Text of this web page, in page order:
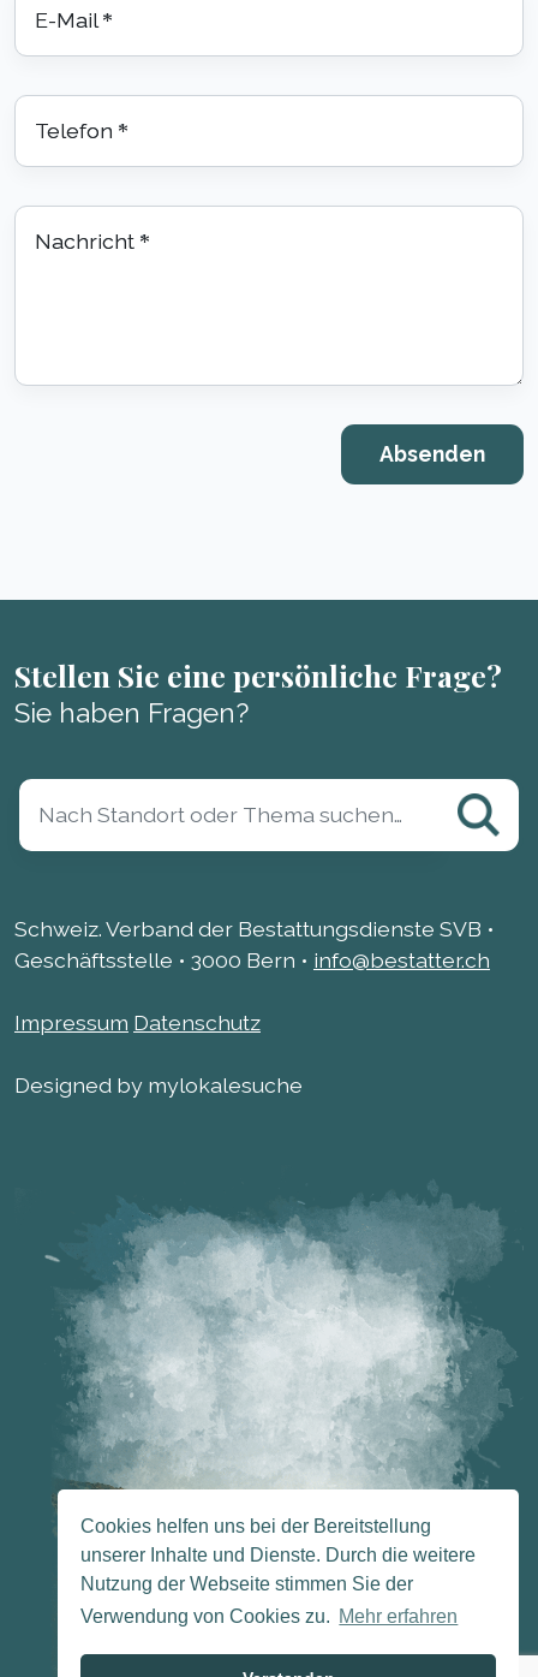
Cookies helfen uns bei der Bereitstellung
unserer Inhalte und Dienste. Durch die weitere
Nutzung der Webseite stimmen Sie der
Verwendung von Cookies zu. Mehr erfahren
E-Mail *
Telefon *
Nachricht *
Stellen Sie eine persönliche Frage?
Sie haben Fragen?
Schweiz. Verband der Bestattungsdienste SVB •
Geschäftsstelle • 3000 Bern • info@bestatter.ch
Impressum Datenschutz
Designed by mylokalesuche